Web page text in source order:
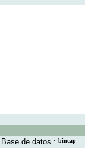
Base de datos : bincap